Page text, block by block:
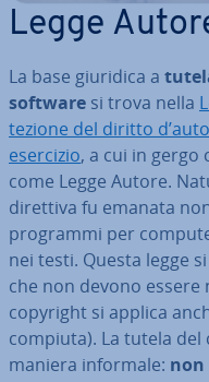
Legge
La base giuridica a
software si trova nella
te­zio­ne del diritto
esercizio, a cui in gergo
come Legge Autore.
direttiva fu emanata
programmi per
nei testi. Questa legge
che non devono
copyright si applica
com­piu­ta). La tutela
maniera informale: non